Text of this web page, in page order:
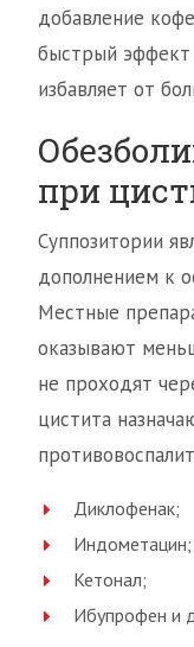
добавление
быстрый эффект
избавляет от
при
Суппозитории
дополнением к
Местные
оказывают
не проходят
цистита
Диклофенак;
Индометацин;
Кетонал;
Ибупрофен и